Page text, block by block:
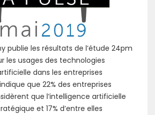
publie les résultats de l’étude 24pm
les usages des technologies
dans les entreprises
que 22% des entreprises
que l’intelligence artificielle
et 17% d’entre elles